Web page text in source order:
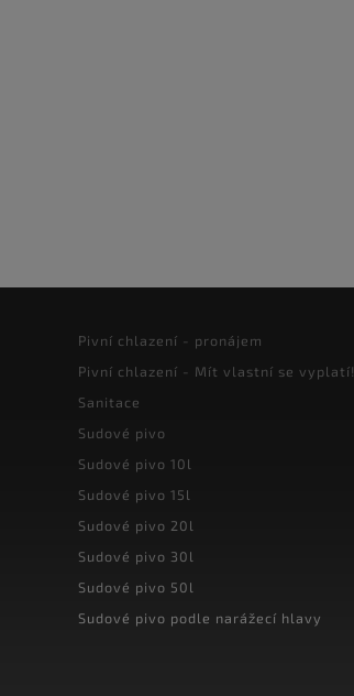
Pivní chlazení - pronájem
Pivní chlazení - Mít vlastní se vyplatí!
Sanitace
Sudové pivo
Sudové pivo 10l
Sudové pivo 15l
Sudové pivo 20l
Sudové pivo 30l
Sudové pivo 50l
Sudové pivo podle narážecí hlavy